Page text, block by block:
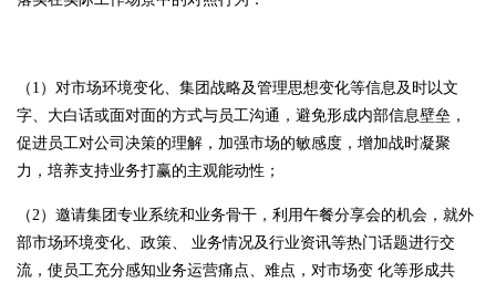
（1）对市场环境变化、集团战略及管理思想变化等信息及时以文
字、大白话或面对面的方式与员工沟通，避免形成内部信息壁垒，
促进员工对公司决策的理解，加强市场的敏感度，增加战时凝聚
力，培养支持业务打赢的主观能动性；
（2）邀请集团专业系统和业务骨干，利用午餐分享会的机会，就外
部市场环境变化、政策、 业务情况及行业资讯等热门话题进行交
流，使员工充分感知业务运营痛点、难点，对市场变 化等形成共